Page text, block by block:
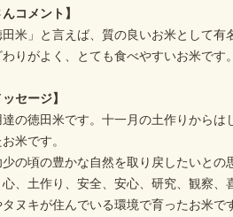
コメント】
米」と言えば、質の良いお米として
りがよく、とても食べやすいお米です
セージ】
の徳田米です。十一月の土作りから
米です。
の頃の豊かな自然を取り戻したいとの
、土作り、安全、安心、研究、観察
ヌキが住んでいる環境で育ったお米で